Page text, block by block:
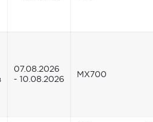
07.08.2026
- 10.08.2026
MX700